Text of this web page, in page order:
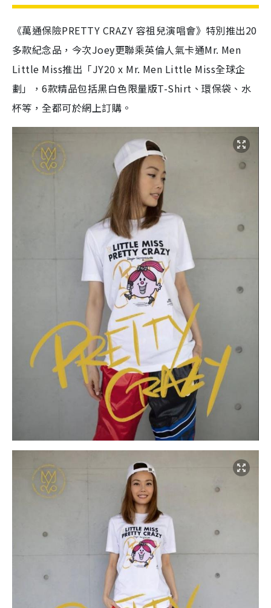
《萬通保險PRETTY CRAZY 容祖兒演唱會》特別推出20
多款紀念品，今次Joey更聯乘英倫人氣卡通Mr. Men
Little Miss推出「JY20 x Mr. Men Little Miss全球企
劃」，6款精品包括黑白色限量版T-Shirt、環保袋、水
杯等，全都可於網上訂購。